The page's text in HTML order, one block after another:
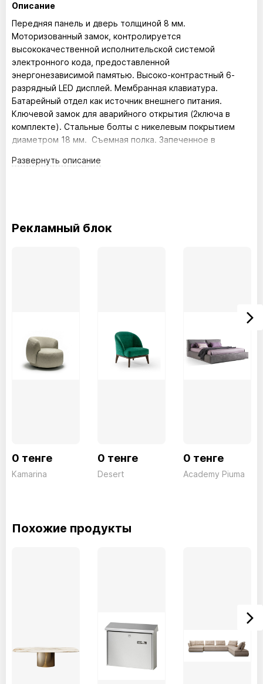
Описание
Передняя панель и дверь толщиной 8 мм.
Моторизованный замок, контролируется
высококачественной исполнительской системой
электронного кода, предоставленной
энергонезависимой памятью. Высоко-контрастный 6-
разрядный LED дисплей. Мембранная клавиатура.
Батарейный отдел как источник внешнего питания.
Ключевой замок для аварийного открытия (2ключа в
комплекте). Стальные болты с никелевым покрытием
диаметром 18 мм. Съемная полка. Запеченное в
Развернуть описание
Рекламный блок
0 тенге
Kamarina
0 тенге
Desert
0 тенге
Academy Piuma
Похожие продукты